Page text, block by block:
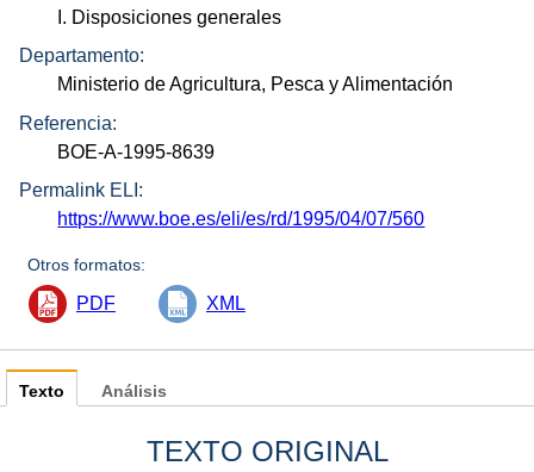
I. Disposiciones generales
Departamento:
Ministerio de Agricultura, Pesca y Alimentación
Referencia:
BOE-A-1995-8639
Permalink ELI:
https://www.boe.es/eli/es/rd/1995/04/07/560
Otros formatos:
PDF XML
Texto
TEXTO ORIGINAL
Análisis